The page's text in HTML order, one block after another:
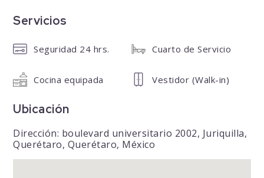
Servicios
Seguridad 24 hrs. Cuarto de Servicio
Cocina equipada Vestidor (Walk-in)
Ubicación
Dirección: boulevard universitario 2002, Juriquilla,
Querétaro, Querétaro, México